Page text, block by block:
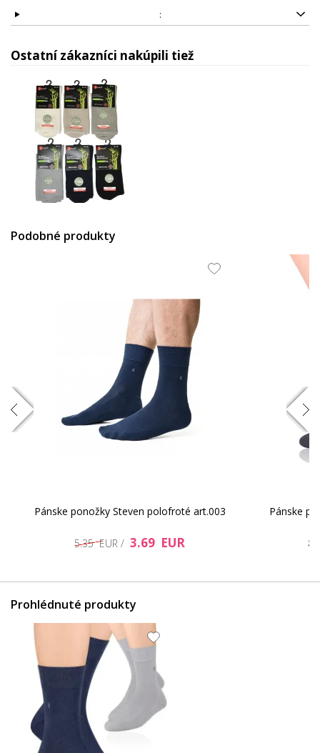
:
Ostatní zákazníci nakúpili tiež
Podobné produkty
Pánske ponožky Steven polofroté art.003
5.35 EUR /3.69 EUR
Pánske
Prohlédnuté produkty